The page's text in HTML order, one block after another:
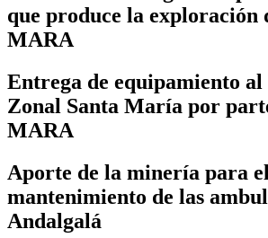
que produce la exploración
MARA
Entrega de equipamiento
Zonal Santa María por
MARA
Aporte de la minería para el
mantenimiento de las
Andalgalá